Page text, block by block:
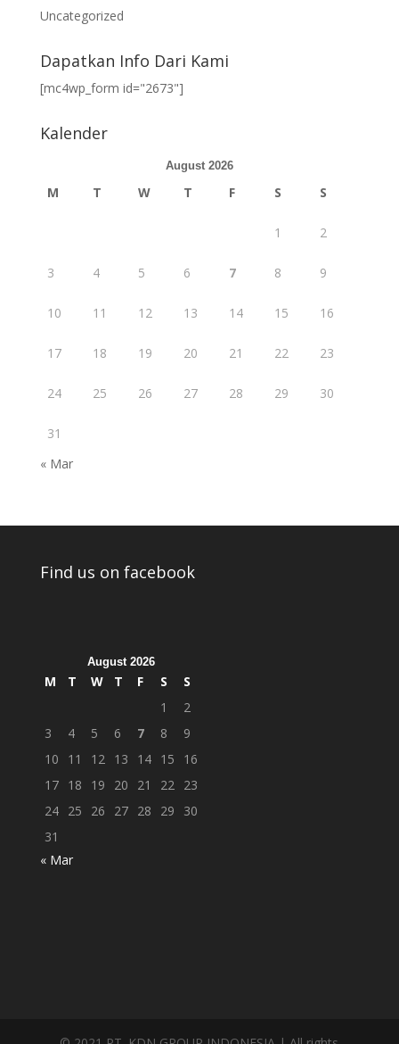
Uncategorized
Dapatkan Info Dari Kami
[mc4wp_form id="2673"]
Kalender
August 2026
M T W T F S S
1 2
3 4 5 6 7 8 9
10 11 12 13 14 15 16
17 18 19 20 21 22 23
24 25 26 27 28 29 30
31
« Mar
Find us on facebook
August 2026
M T W T F S
S
1
2
3
4 5 6 7 8
9
10
11 12 13 14 15
16
17 18 19 20 21 22 23
24 25 26 27 28 29
30
31
« Mar